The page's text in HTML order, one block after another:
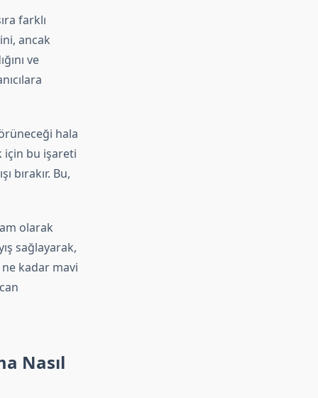
farklı
ancak
ve
hala
için bu işareti
bırakır. Bu,
olarak
sağlayarak,
kadar mavi
Nasıl